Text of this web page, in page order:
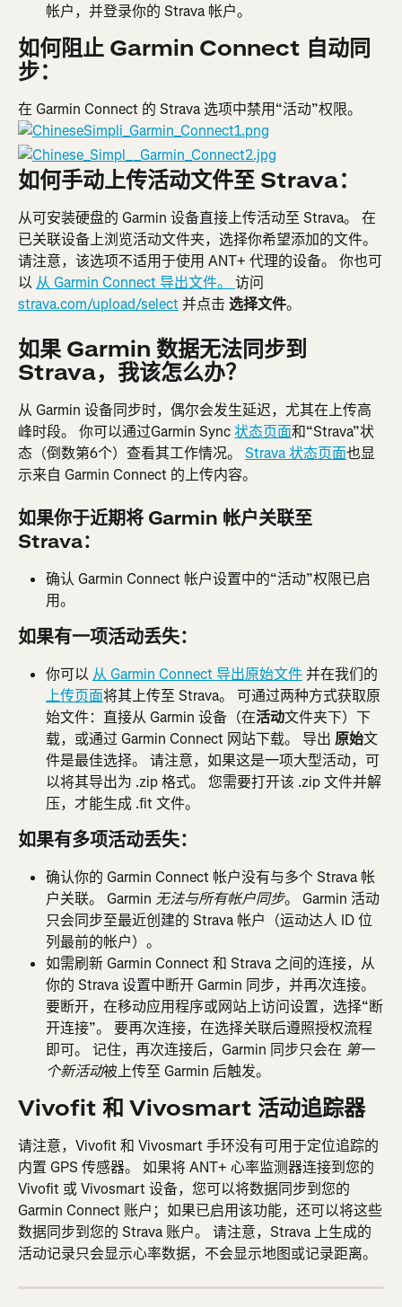
帐户，并登录你的 Strava 帐户。
如何阻止 Garmin Connect 自动同
步：
在 Garmin Connect 的 Strava 选项中禁用“活动”权限。
如何手动上传活动文件至 Strava：
从可安装硬盘的 Garmin 设备直接上传活动至 Strava。 在
已关联设备上浏览活动文件夹，选择你希望添加的文件。
请注意，该选项不适用于使用 ANT+ 代理的设备。 你也可
以 从 Garmin Connect 导出文件。 访问
strava.com/upload/select 并点击 选择文件。
如果 Garmin 数据无法同步到
Strava，我该怎么办？
从 Garmin 设备同步时，偶尔会发生延迟，尤其在上传高
峰时段。 你可以通过Garmin Sync 状态页面和“Strava”状
态（倒数第6个）查看其工作情况。 Strava 状态页面也显
示来自 Garmin Connect 的上传内容。
如果你于近期将 Garmin 帐户关联至
Strava：
确认 Garmin Connect 帐户设置中的“活动”权限已启
用。
如果有一项活动丢失：
你可以 从 Garmin Connect 导出原始文件 并在我们的
上传页面将其上传至 Strava。 可通过两种方式获取原
始文件：直接从 Garmin 设备（在活动文件夹下）下
载，或通过 Garmin Connect 网站下载。 导出 原始文
件是最佳选择。 请注意，如果这是一项大型活动，可
以将其导出为 .zip 格式。 您需要打开该 .zip 文件并解
压，才能生成 .fit 文件。
如果有多项活动丢失：
确认你的 Garmin Connect 帐户没有与多个 Strava 帐
户关联。 Garmin 无法与所有帐户同步。 Garmin 活动
只会同步至最近创建的 Strava 帐户（运动达人 ID 位
列最前的帐户）。
如需刷新 Garmin Connect 和 Strava 之间的连接，从
你的 Strava 设置中断开 Garmin 同步，并再次连接。
要断开，在移动应用程序或网站上访问设置，选择“断
开连接”。 要再次连接，在选择关联后遵照授权流程
即可。 记住，再次连接后，Garmin 同步只会在 第一
个新活动被上传至 Garmin 后触发。
Vivofit 和 Vivosmart 活动追踪器
请注意，Vivofit 和 Vivosmart 手环没有可用于定位追踪的
内置 GPS 传感器。 如果将 ANT+ 心率监测器连接到您的
Vivofit 或 Vivosmart 设备，您可以将数据同步到您的
Garmin Connect 账户；如果已启用该功能，还可以将这些
数据同步到您的 Strava 账户。 请注意，Strava 上生成的
活动记录只会显示心率数据，不会显示地图或记录距离。